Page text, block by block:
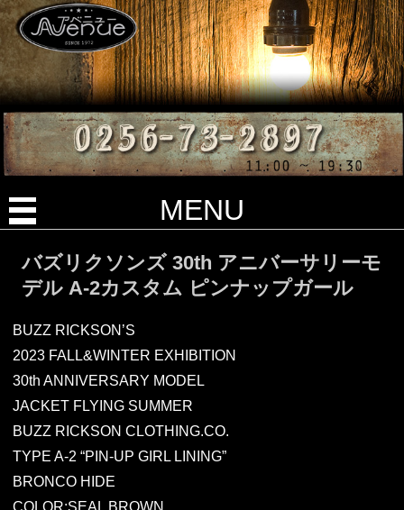
MENU
バズリクソンズ 30th アニバーサリーモ
デル A-2カスタム ピンナップガール
BUZZ RICKSON’S
2023 FALL&WINTER EXHIBITION
30th ANNIVERSARY MODEL
JACKET FLYING SUMMER
BUZZ RICKSON CLOTHING.CO.
TYPE A-2 “PIN-UP GIRL LINING”
BRONCO HIDE
COLOR:SEAL BROWN